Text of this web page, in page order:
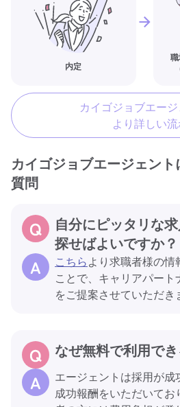
内定
カイゴジョブエー
より詳しい
カイゴジョブエージェン
質問
自分にピッタリな
探せばよいですか？
こちらより求職者様の情
ことで、キャリアパート
をご提案させていただき
なぜ無料で利用で
エージェントは採用が成
成功報酬をいただいて